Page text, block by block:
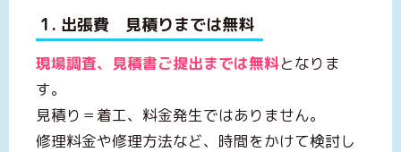
1. 出張費 見積りまでは無料
現場調査、見積書ご提出までは無料となりま
す。
見積り＝着工、料金発生ではありません。
修理料金や修理方法など、時間をかけて検討し